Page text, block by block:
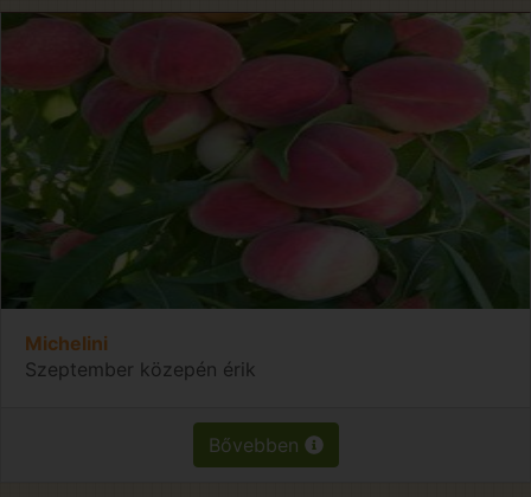
Michelini
Szeptember közepén érik
Bővebben